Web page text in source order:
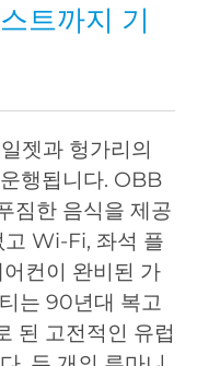
트까지 기
젯과 헝가리의
행됩니다. OBB
짐한 음식을 제공
고 Wi-Fi, 좌석 플
컨이 완비된 가
는 90년대 복고
된 고전적인 유럽